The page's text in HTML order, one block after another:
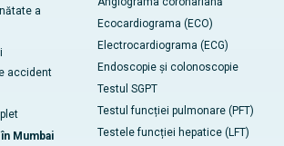
a
accident
Mumbai
Ecocardiograma (ECO)
Electrocardiograma (ECG)
Endoscopie și colonoscopie
Testul SGPT
Testul funcției pulmonare (PFT)
Testele funcției hepatice (LFT)